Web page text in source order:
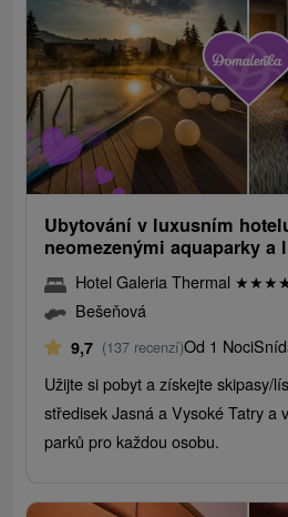
Ubytování v luxusním
neomezenými aquaparky a
Hotel Galeria Thermal ★★★
Bešeňová
9,7 (137 recenzí)Od 1 Noci
Užijte si pobyt a získejte skipasy/
středisek Jasná a Vysoké Tatry a
parků pro každou osobu.